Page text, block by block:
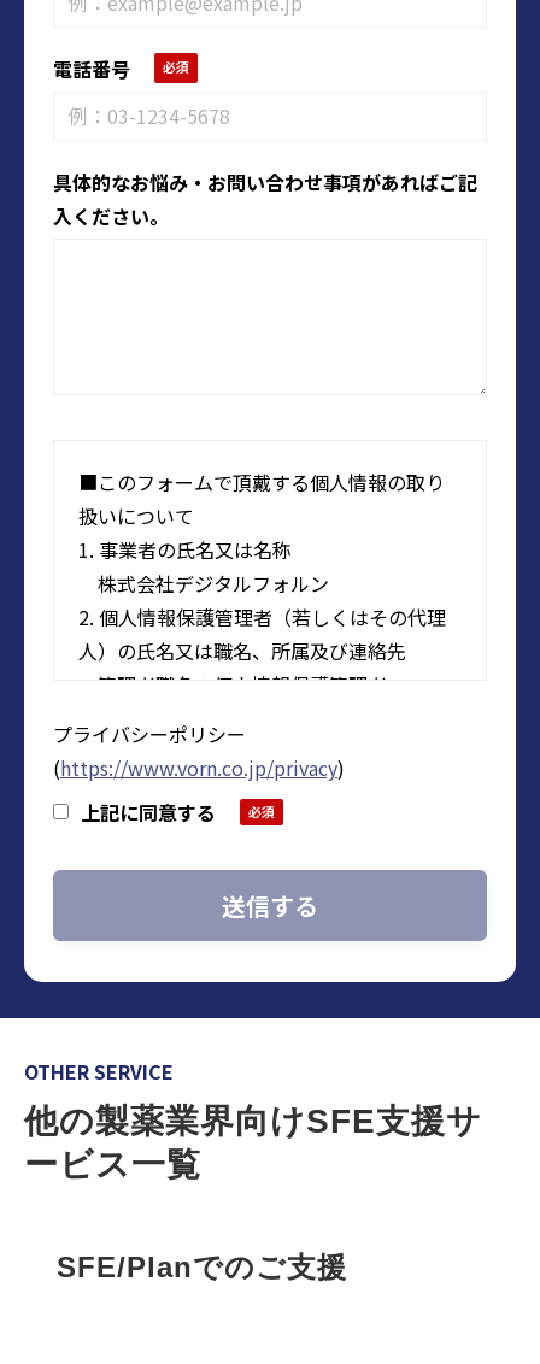
電話番号
具体的なお悩み・お問い合わせ事項があればご記
入ください。
■このフォームで頂戴する個人情報の取り
扱いについて
1. 事業者の氏名又は名称
株式会社デジタルフォルン
2. 個人情報保護管理者（若しくはその代理
人）の氏名又は職名、所属及び連絡先
管理者職名：個人情報保護管理者
所属部署：株式会社デジタルフォルン
人事総務部 グループマネージャー
メールアドレス：privacy@vorn.co.jp（受付
時間9:00～18:00※）
3. 個人情報の利用目的
・当社に関するお問い合わせ、質問、ご
め
・セミナー・展示会・その他イベント等
の参加管理のため
・自社が扱う商品・サービスの提供のた
・自社が扱う商品・サービスに関するご
プライバシーポリシー
(https://www.vorn.co.jp/privacy)
上記に同意する
OTHER SERVICE
他の製薬業界向けSFE支援サ
ービス一覧
SFE/Planでのご支援